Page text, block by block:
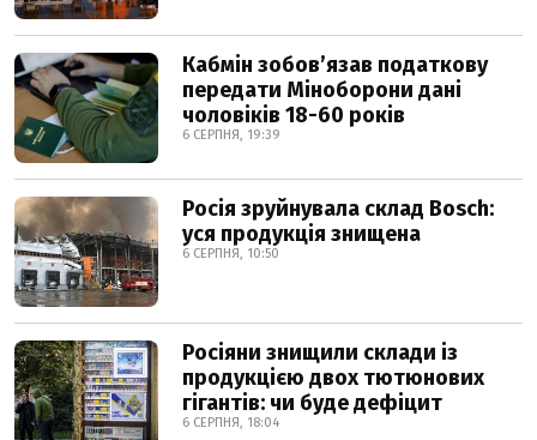
Кабмін зобовʼязав податкову
передати Міноборони дані
чоловіків 18-60 років
6 СЕРПНЯ, 19:39
Росія зруйнувала склад Bosch:
уся продукція знищена
6 СЕРПНЯ, 10:50
Росіяни знищили склади із
продукцією двох тютюнових
гігантів: чи буде дефіцит
6 СЕРПНЯ, 18:04